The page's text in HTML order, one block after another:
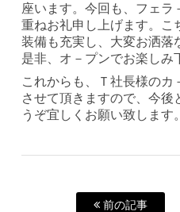
座います。今回も、フェラ
重ねお礼申し上げます。こ
装備も充実し、大変お洒落
是非、オ－プンでお楽しみ
これからも、Ｔ社長様のカ
させて頂きますので、今後
うぞ宜しくお願い致します
前の記事